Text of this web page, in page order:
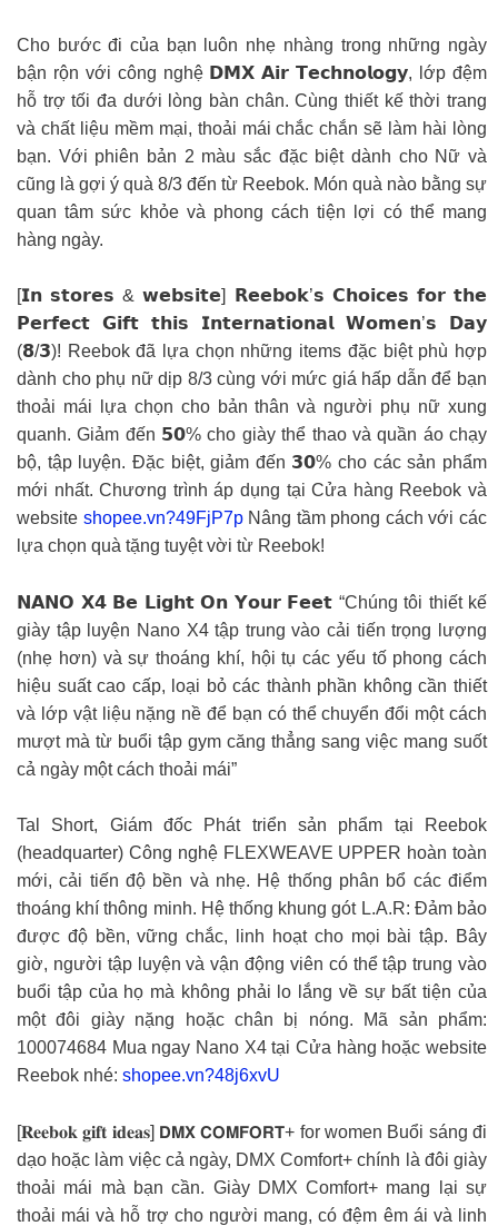
Cho bước đi của bạn luôn nhẹ nhàng trong những ngày
bận rộn với công nghệ 𝗗𝗠𝗫 𝗔𝗶𝗿 𝗧𝗲𝗰𝗵𝗻𝗼𝗹𝗼𝗴𝘆, lớp đệm
hỗ trợ tối đa dưới lòng bàn chân. Cùng thiết kế thời trang
và chất liệu mềm mại, thoải mái chắc chắn sẽ làm hài lòng
bạn. Với phiên bản 2 màu sắc đặc biệt dành cho Nữ và
cũng là gợi ý quà 8/3 đến từ Reebok. Món quà nào bằng sự
quan tâm sức khỏe và phong cách tiện lợi có thể mang
hàng ngày.
[𝗜𝗻 𝘀𝘁𝗼𝗿𝗲𝘀 & 𝘄𝗲𝗯𝘀𝗶𝘁𝗲] 𝗥𝗲𝗲𝗯𝗼𝗸’𝘀 𝗖𝗵𝗼𝗶𝗰𝗲𝘀 𝗳𝗼𝗿 𝘁𝗵𝗲
𝗣𝗲𝗿𝗳𝗲𝗰𝘁 𝗚𝗶𝗳𝘁 𝘁𝗵𝗶𝘀 𝗜𝗻𝘁𝗲𝗿𝗻𝗮𝘁𝗶𝗼𝗻𝗮𝗹 𝗪𝗼𝗺𝗲𝗻’𝘀 𝗗𝗮𝘆
(𝟴/𝟯)! Reebok đã lựa chọn những items đặc biệt phù hợp
dành cho phụ nữ dịp 8/3 cùng với mức giá hấp dẫn để bạn
thoải mái lựa chọn cho bản thân và người phụ nữ xung
quanh. Giảm đến 𝟱𝟬% cho giày thể thao và quần áo chạy
bộ, tập luyện. Đặc biệt, giảm đến 𝟯𝟬% cho các sản phẩm
mới nhất. Chương trình áp dụng tại Cửa hàng Reebok và
website shopee.vn?49FjP7pNâng tầm phong cách với các
lựa chọn quà tặng tuyệt vời từ Reebok!
𝗡𝗔𝗡𝗢 𝗫𝟰 𝗕𝗲 𝗟𝗶𝗴𝗵𝘁 𝗢𝗻 𝗬𝗼𝘂𝗿 𝗙𝗲𝗲𝘁 “Chúng tôi thiết kế
giày tập luyện Nano X4 tập trung vào cải tiến trọng lượng
(nhẹ hơn) và sự thoáng khí, hội tụ các yếu tố phong cách
hiệu suất cao cấp, loại bỏ các thành phần không cần thiết
và lớp vật liệu nặng nề để bạn có thể chuyển đổi một cách
mượt mà từ buổi tập gym căng thẳng sang việc mang suốt
cả ngày một cách thoải mái”
Tal Short, Giám đốc Phát triển sản phẩm tại Reebok
(headquarter) Công nghệ FLEXWEAVE UPPER hoàn toàn
mới, cải tiến độ bền và nhẹ. Hệ thống phân bổ các điểm
thoáng khí thông minh. Hệ thống khung gót L.A.R: Đảm bảo
được độ bền, vững chắc, linh hoạt cho mọi bài tập. Bây
giờ, người tập luyện và vận động viên có thể tập trung vào
buổi tập của họ mà không phải lo lắng về sự bất tiện của
một đôi giày nặng hoặc chân bị nóng. Mã sản phẩm:
100074684 Mua ngay Nano X4 tại Cửa hàng hoặc website
Reebok nhé: shopee.vn?48j6xvU
[𝐑𝐞𝐞𝐛𝐨𝐤 𝐠𝐢𝐟𝐭 𝐢𝐝𝐞𝐚𝐬] 𝗗𝗠𝗫 𝗖𝗢𝗠𝗙𝗢𝗥𝗧+ for women Buổi sáng đi
dạo hoặc làm việc cả ngày, DMX Comfort+ chính là đôi giày
thoải mái mà bạn cần. Giày DMX Comfort+ mang lại sự
thoải mái và hỗ trợ cho người mang, có đệm êm ái và linh